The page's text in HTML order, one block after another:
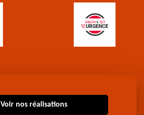
Voir nos réalisations